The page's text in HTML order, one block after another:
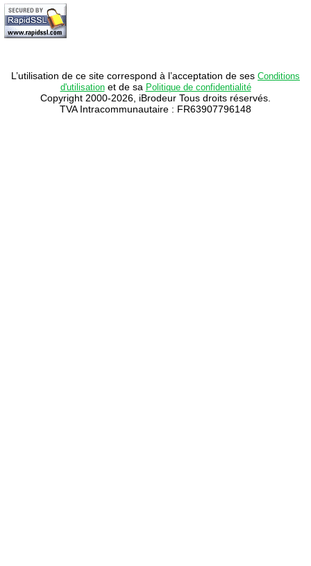
L’utilisation de ce site correspond à l’acceptation de ses Conditions
d'utilisationet de sa Politique de confidentialité
Copyright 2000-2026, iBrodeur Tous droits réservés.
TVA Intracommunautaire : FR63907796148